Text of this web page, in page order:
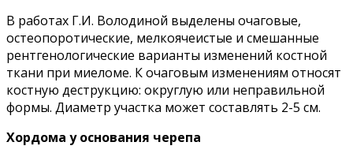
В работах Г.И. Володиной выделены очаговые,
остеопоротические, мелкоячеистые и смешанные
рентгенологические варианты изменений костной
ткани при миеломе. К очаговым изменениям относят
костную деструкцию: округлую или неправильной
формы. Диаметр участка может составлять 2-5 см.
Хордома у основания черепа